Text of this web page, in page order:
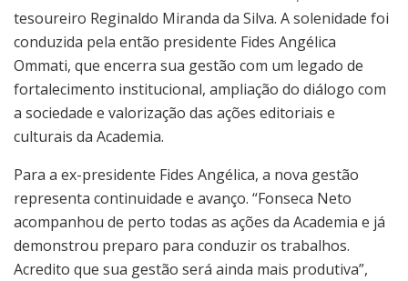
tesoureiro Reginaldo Miranda da Silva. A solenidade foi
conduzida pela então presidente Fides Angélica
Ommati, que encerra sua gestão com um legado de
fortalecimento institucional, ampliação do diálogo com
a sociedade e valorização das ações editoriais e
culturais da Academia.
Para a ex-presidente Fides Angélica, a nova gestão
representa continuidade e avanço. “Fonseca Neto
acompanhou de perto todas as ações da Academia e já
demonstrou preparo para conduzir os trabalhos.
Acredito que sua gestão será ainda mais produtiva”,